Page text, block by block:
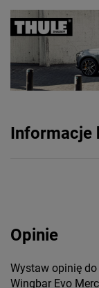
Informacje
Opinie
Wystaw opinię
Wingbar Evo